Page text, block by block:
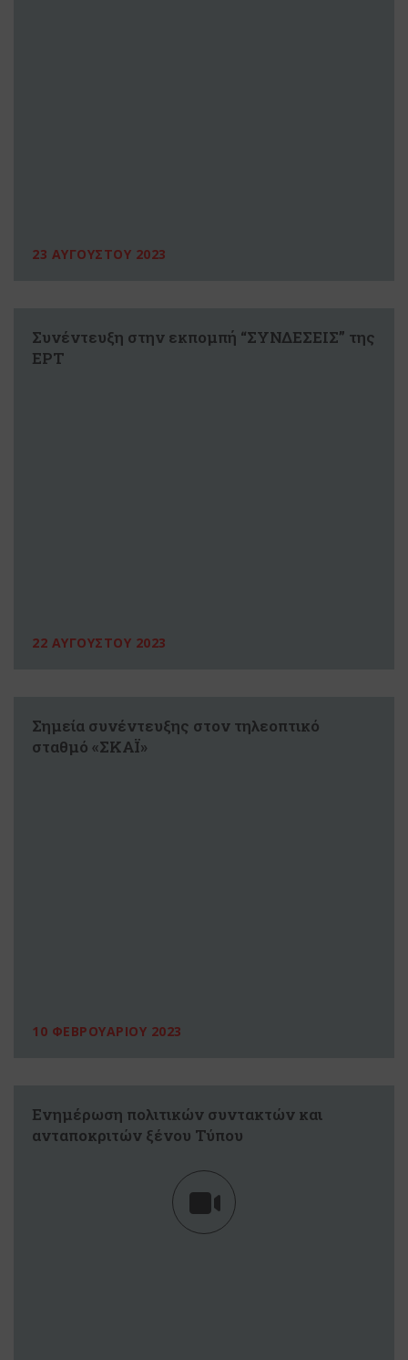
23 ΑΥΓΟΥΣΤΟΥ 2023
Συνέντευξη στην εκπομπή “ΣΥΝΔΕΣΕΙΣ” της
ΕΡΤ
22 ΑΥΓΟΥΣΤΟΥ 2023
Σημεία συνέντευξης στον τηλεοπτικό
σταθμό «ΣΚΑΪ»
10 ΦΕΒΡΟΥΑΡΙΟΥ 2023
Ενημέρωση πολιτικών συντακτών και
ανταποκριτών ξένου Τύπου